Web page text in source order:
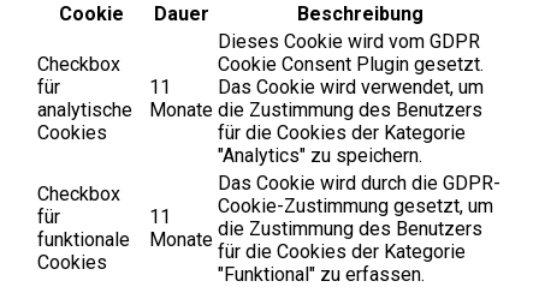
Cookie
Dauer Beschreibung
Checkbox
für
analytische
Cookies
11
Monate
Dieses Cookie wird vom GDPR
Cookie Consent Plugin gesetzt.
Das Cookie wird verwendet, um
die Zustimmung des Benutzers
für die Cookies der Kategorie
"Analytics" zu speichern.
Checkbox
für
funktionale
Cookies
11
Monate
Das Cookie wird durch die GDPR-
Cookie-Zustimmung gesetzt, um
die Zustimmung des Benutzers
für die Cookies der Kategorie
"Funktional" zu erfassen.